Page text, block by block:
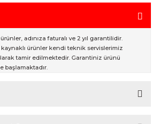
adınıza faturalı ve 2 yıl garantilidir.
kaynaklı ürünler kendi teknik servislerimiz
tamir edilmektedir. Garantiniz ürünü
başlamaktadır.